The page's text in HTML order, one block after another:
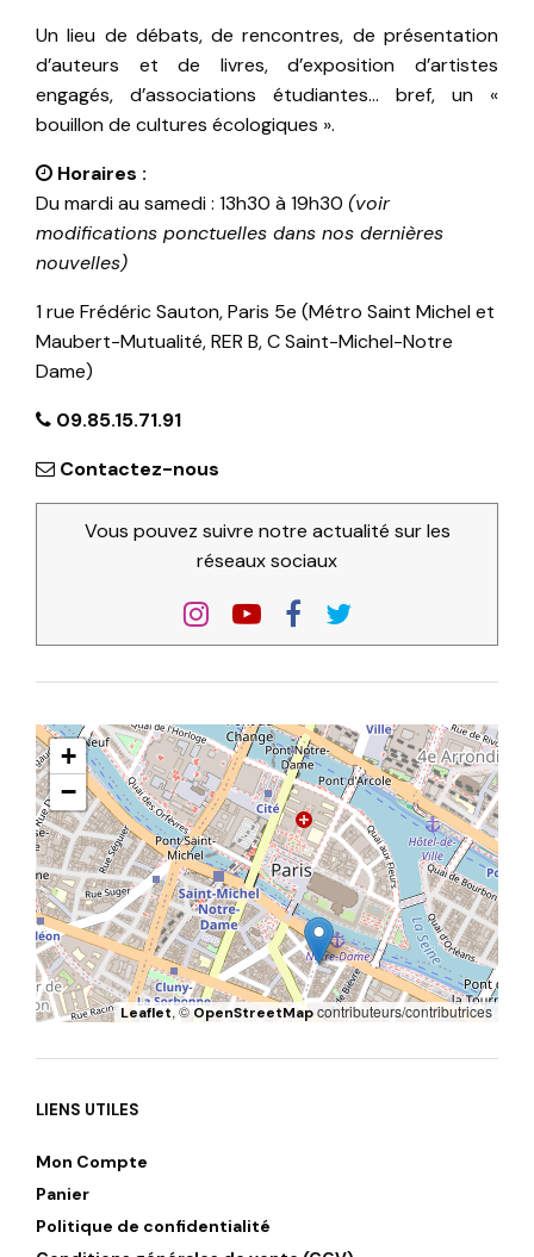
Un lieu de débats, de rencontres, de présentation
d’auteurs et de livres, d’exposition d’artistes
engagés, d’associations étudiantes… bref, un «
bouillon de cultures écologiques ».
Horaires :
Du mardi au samedi : 13h30 à 19h30 (voir
modifications ponctuelles dans nos dernières
nouvelles)
1 rue Frédéric Sauton, Paris 5e (Métro Saint Michel et
Maubert-Mutualité, RER B, C Saint-Michel-Notre
Dame)
09.85.15.71.91
Contactez-nous
Vous pouvez suivre notre actualité sur les
réseaux sociaux
+
−
Leaflet, ©OpenStreetMapcontributeurs/contributrices
LIENS UTILES
Mon Compte
Panier
Politique de confidentialité